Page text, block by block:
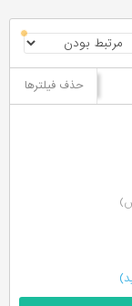
حذف فیلترها